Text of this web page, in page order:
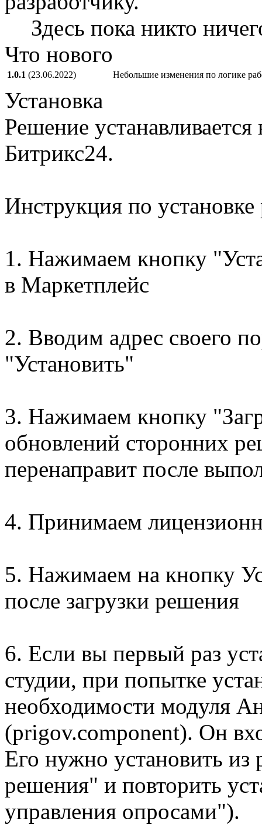
Здесь пока никто
Что нового
1.0.1 (23.06.2022) Небольшие изменения по логике
Установка
Решение
Битрикс24.
Инструкция по
1. Нажимаем кнопку
в Маркетплейс
2. Вводим адрес своего
"Установить"
3. Нажимаем кнопку
обновлений сторонних
перенаправит после
4. Принимаем
5. Нажимаем на кнопку
после загрузки решения
6. Если вы первый раз
студии, при попытке
необходимости модуля
(prigov.component). Он
Его нужно установить из
решения" и повторить
управления опросами").